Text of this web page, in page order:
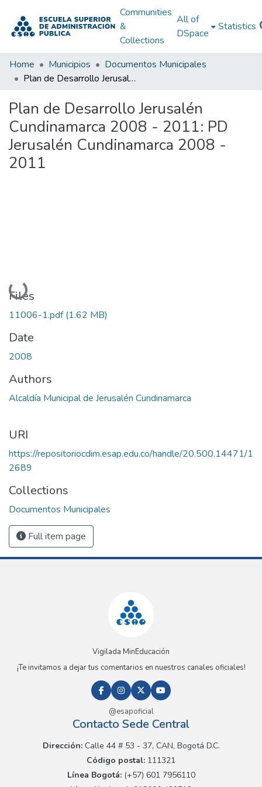
Communities
&
Collections
All of
DSpace
Statistics
Home Municipios
Documentos Municipales
Plan de Desarrollo Jerusalén Cundinamarca 2008 - 2011: PD Jerusalén Cundinamarca 2008 - 2011
Plan de Desarrollo Jerusalén
Cundinamarca 2008 - 2011: PD
Jerusalén Cundinamarca 2008 -
2011
Loading...
Files
11006-1.pdf(1.62 MB)
Date
2008
Authors
Alcaldía Municipal de Jerusalén Cundinamarca
URI
https://repositoriocdim.esap.edu.co/handle/20.500.14471/1
2689
Collections
Documentos Municipales
Full item page
Vigilada MinEducación
¡Te invitamos a dejar tus comentarios en nuestros canales oficiales!
@esapoficial
Contacto Sede Central
Dirección:Calle 44 # 53 - 37, CAN, Bogotá D.C.
Código postal: 111321
Línea Bogotá:(+57) 601 7956110